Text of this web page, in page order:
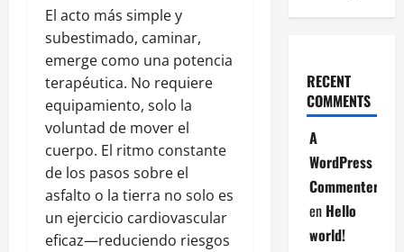
El acto más simple y
subestimado, caminar,
emerge como una potencia
terapéutica. No requiere
equipamiento, solo la
voluntad de mover el
cuerpo. El ritmo constante
de los pasos sobre el
asfalto o la tierra no solo es
un ejercicio cardiovascular
eficaz—reduciendo riesgos
RECENT
COMMENTS
A
WordPress
Commenter
en Hello
world!